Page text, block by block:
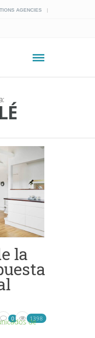
AGENCIES
la
de
0 1398